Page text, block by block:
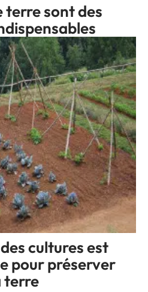
terre sont des
cultures est
pour préserver
terre